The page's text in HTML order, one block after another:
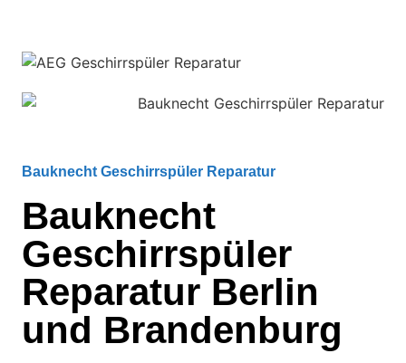
Bauknecht Geschirrspüler Reparatur
Bauknecht
Geschirrspüler
Reparatur Berlin
und Brandenburg